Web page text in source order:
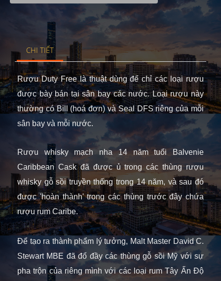
CHI TIẾT
Rượu Duty Free là thuật dùng để chỉ các loại rượu
được bày bán tại sân bay các nước. Loại rượu này
thường có Bill (hoá đơn) và Seal DFS riêng của mỗi
sân bay và mỗi nước.
Rượu whisky mạch nha 14 năm tuổi Balvenie
Caribbean Cask đã được ủ trong các thùng rượu
whisky gỗ sồi truyền thống trong 14 năm, và sau đó
được 'hoàn thành' trong các thùng trước đây chứa
rượu rum Caribe.
Để tạo ra thành phẩm lý tưởng, Malt Master David C.
Stewart MBE đã đổ đầy các thùng gỗ sồi Mỹ với sự
pha trộn của riêng mình với các loại rum Tây Ấn Độ